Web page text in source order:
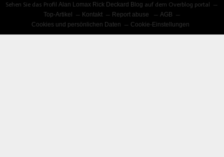
Sehen Sie das ProfilAlan Lomax Rick Deckard Blog auf dem Overblog portal
Top-Artikel
Kontakt Report abuse
AGB
Cookies und persönlichen Daten
Cookie-Einstellungen